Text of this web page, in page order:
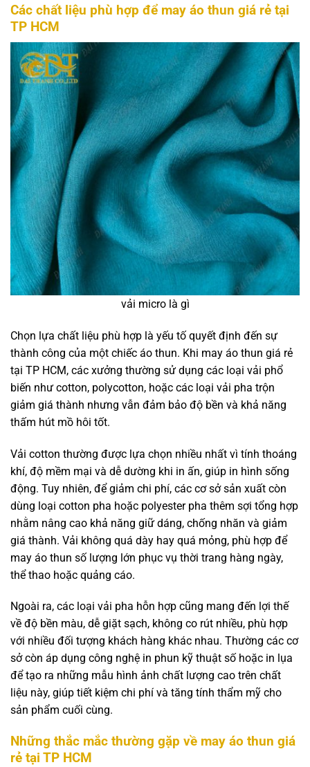
Các chất liệu phù hợp để may áo thun giá rẻ tại
TP HCM
vải micro là gì
Chọn lựa chất liệu phù hợp là yếu tố quyết định đến sự
thành công của một chiếc áo thun. Khi may áo thun giá rẻ
tại TP HCM, các xưởng thường sử dụng các loại vải phổ
biến như cotton, polycotton, hoặc các loại vải pha trộn
giảm giá thành nhưng vẫn đảm bảo độ bền và khả năng
thấm hút mồ hôi tốt.
Vải cotton thường được lựa chọn nhiều nhất vì tính thoáng
khí, độ mềm mại và dễ dường khi in ấn, giúp in hình sống
động. Tuy nhiên, để giảm chi phí, các cơ sở sản xuất còn
dùng loại cotton pha hoặc polyester pha thêm sợi tổng hợp
nhằm nâng cao khả năng giữ dáng, chống nhăn và giảm
giá thành. Vải không quá dày hay quá mỏng, phù hợp để
may áo thun số lượng lớn phục vụ thời trang hàng ngày,
thể thao hoặc quảng cáo.
Ngoài ra, các loại vải pha hỗn hợp cũng mang đến lợi thế
về độ bền màu, dễ giặt sạch, không co rút nhiều, phù hợp
với nhiều đối tượng khách hàng khác nhau. Thường các cơ
sở còn áp dụng công nghệ in phun kỹ thuật số hoặc in lụa
để tạo ra những mẫu hình ảnh chất lượng cao trên chất
liệu này, giúp tiết kiệm chi phí và tăng tính thẩm mỹ cho
sản phẩm cuối cùng.
Những thắc mắc thường gặp về may áo thun giá
rẻ tại TP HCM